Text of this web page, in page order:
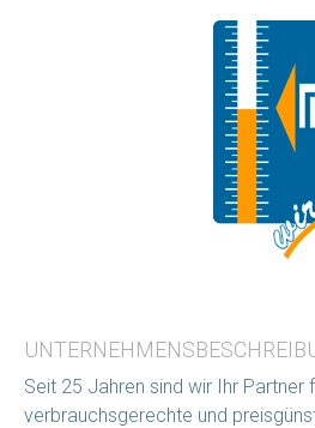
Seit 25 Jahren sind wir Ihr Partner
verbrauchsgerechte und